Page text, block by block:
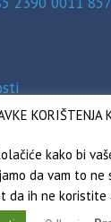
podataka
KORIŠTENJA
kako bi
da vam to ne
da ih ne koristite